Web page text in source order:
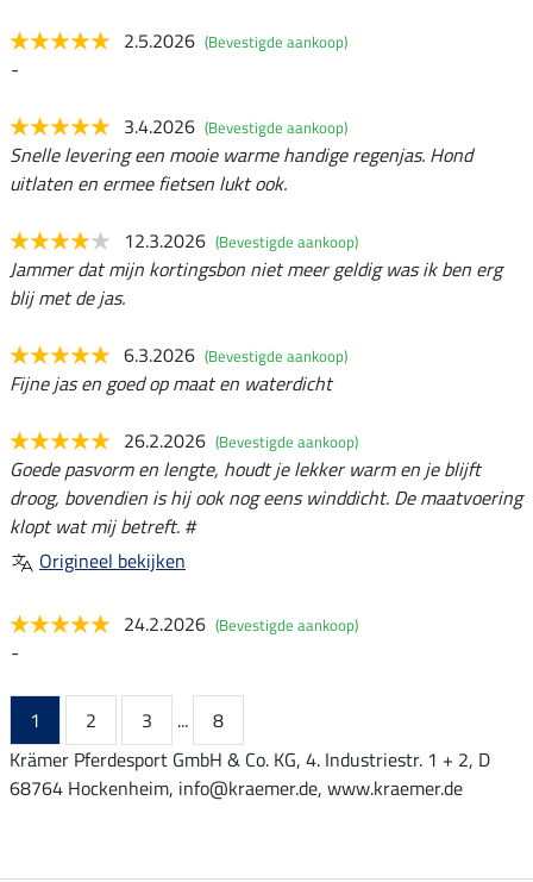
2.5.2026 (Bevestigde aankoop)
-
3.4.2026 (Bevestigde aankoop)
Snelle levering een mooie warme handige regenjas. Hond
uitlaten en ermee fietsen lukt ook.
12.3.2026 (Bevestigde aankoop)
Jammer dat mijn kortingsbon niet meer geldig was ik ben erg
blij met de jas.
6.3.2026 (Bevestigde aankoop)
Fijne jas en goed op maat en waterdicht
26.2.2026 (Bevestigde aankoop)
Goede pasvorm en lengte, houdt je lekker warm en je blijft
droog, bovendien is hij ook nog eens winddicht. De maatvoering
klopt wat mij betreft. #
Origineel bekijken
24.2.2026 (Bevestigde aankoop)
-
1 2 3 ...
8
Krämer Pferdesport GmbH & Co. KG, 4. Industriestr. 1 + 2, D
68764 Hockenheim, info@kraemer.de, www.kraemer.de